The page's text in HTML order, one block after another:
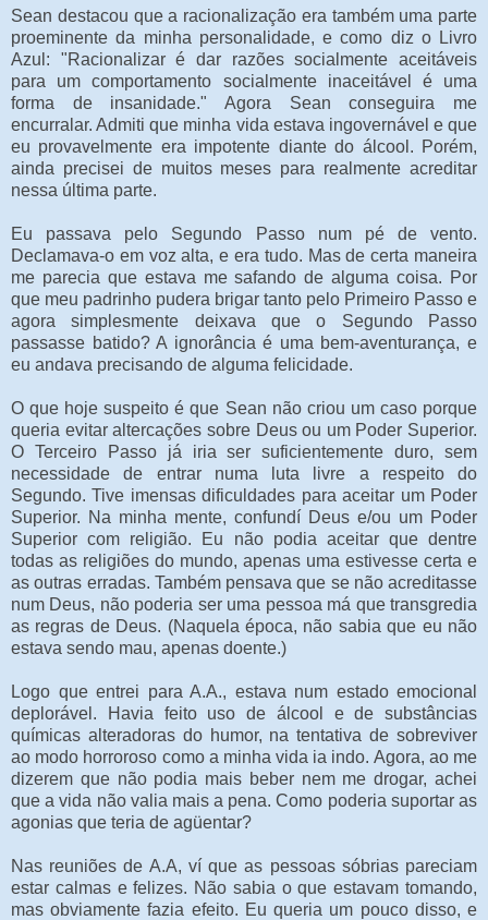
Sean destacou que a racionalização era também uma parte
proeminente da minha personalidade, e como diz o Livro
Azul: "Racionalizar é dar razões socialmente aceitáveis
para um comportamento socialmente inaceitável é uma
forma de insanidade." Agora Sean conseguira me
encurralar. Admiti que minha vida estava ingovernável e que
eu provavelmente era impotente diante do álcool. Porém,
ainda precisei de muitos meses para realmente acreditar
nessa última parte.
Eu passava pelo Segundo Passo num pé de vento.
Declamava-o em voz alta, e era tudo. Mas de certa maneira
me parecia que estava me safando de alguma coisa. Por
que meu padrinho pudera brigar tanto pelo Primeiro Passo e
agora simplesmente deixava que o Segundo Passo
passasse batido? A ignorância é uma bem-aventurança, e
eu andava precisando de alguma felicidade.
O que hoje suspeito é que Sean não criou um caso porque
queria evitar altercações sobre Deus ou um Poder Superior.
O Terceiro Passo já iria ser suficientemente duro, sem
necessidade de entrar numa luta livre a respeito do
Segundo. Tive imensas dificuldades para aceitar um Poder
Superior. Na minha mente, confundí Deus e/ou um Poder
Superior com religião. Eu não podia aceitar que dentre
todas as religiões do mundo, apenas uma estivesse certa e
as outras erradas. Também pensava que se não acreditasse
num Deus, não poderia ser uma pessoa má que transgredia
as regras de Deus. (Naquela época, não sabia que eu não
estava sendo mau, apenas doente.)
Logo que entrei para A.A., estava num estado emocional
deplorável. Havia feito uso de álcool e de substâncias
químicas alteradoras do humor, na tentativa de sobreviver
ao modo horroroso como a minha vida ia indo. Agora, ao me
dizerem que não podia mais beber nem me drogar, achei
que a vida não valia mais a pena. Como poderia suportar as
agonias que teria de agüentar?
Nas reuniões de A.A, ví que as pessoas sóbrias pareciam
estar calmas e felizes. Não sabia o que estavam tomando,
mas obviamente fazia efeito. Eu queria um pouco disso, e